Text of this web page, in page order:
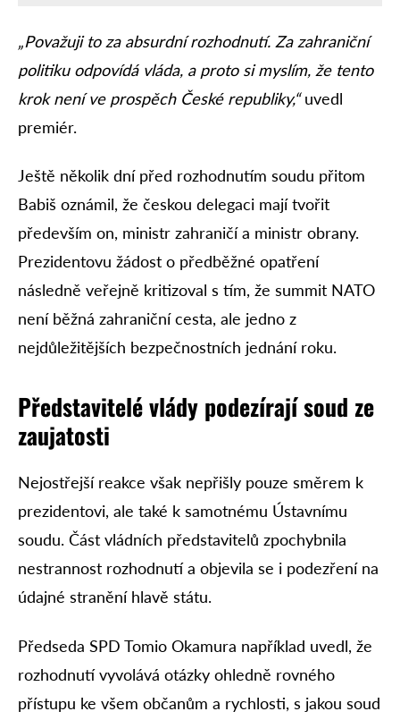
„Považuji to za absurdní rozhodnutí. Za zahraniční
politiku odpovídá vláda, a proto si myslím, že tento
krok není ve prospěch České republiky,“uvedl
premiér.
Ještě několik dní před rozhodnutím soudu přitom
Babiš oznámil, že českou delegaci mají tvořit
především on, ministr zahraničí a ministr obrany.
Prezidentovu žádost o předběžné opatření
následně veřejně kritizoval s tím, že summit NATO
není běžná zahraniční cesta, ale jedno z
nejdůležitějších bezpečnostních jednání roku.
Představitelé vlády podezírají soud ze
zaujatosti
Nejostřejší reakce však nepřišly pouze směrem k
prezidentovi, ale také k samotnému Ústavnímu
soudu. Část vládních představitelů zpochybnila
nestrannost rozhodnutí a objevila se i podezření na
údajné stranění hlavě státu.
Předseda SPD Tomio Okamura například uvedl, že
rozhodnutí vyvolává otázky ohledně rovného
přístupu ke všem občanům a rychlosti, s jakou soud